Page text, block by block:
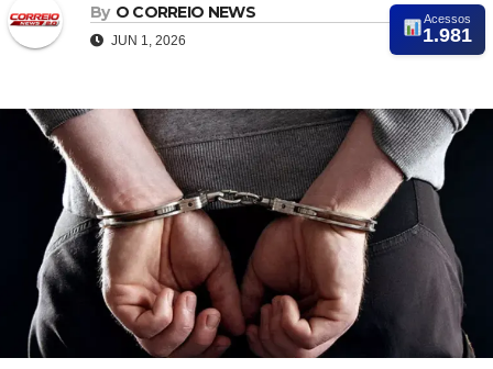
By O CORREIO NEWS
JUN 1, 2026
Acessos
1.981